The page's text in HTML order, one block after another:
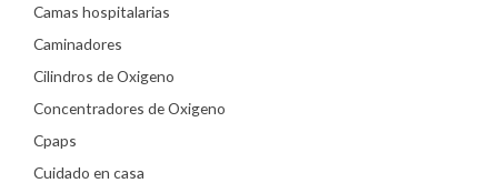
Camas hospitalarias
Caminadores
Cilindros de Oxigeno
Concentradores de Oxigeno
Cpaps
Cuidado en casa